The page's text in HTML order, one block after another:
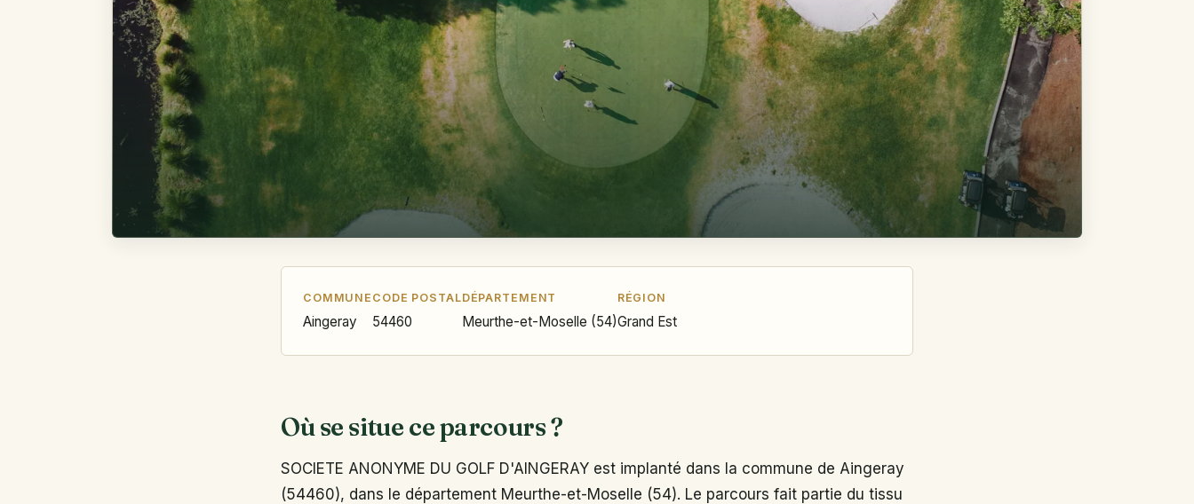
COMMUNE
Aingeray
CODE POSTAL
54460
DÉPARTEMENT
Meurthe-et-Moselle (54)
RÉGION
Grand Est
Où se situe ce parcours ?
SOCIETE ANONYME DU GOLF D'AINGERAY est implanté dans la commune de Aingeray
(54460), dans le département Meurthe-et-Moselle (54). Le parcours fait partie du tissu